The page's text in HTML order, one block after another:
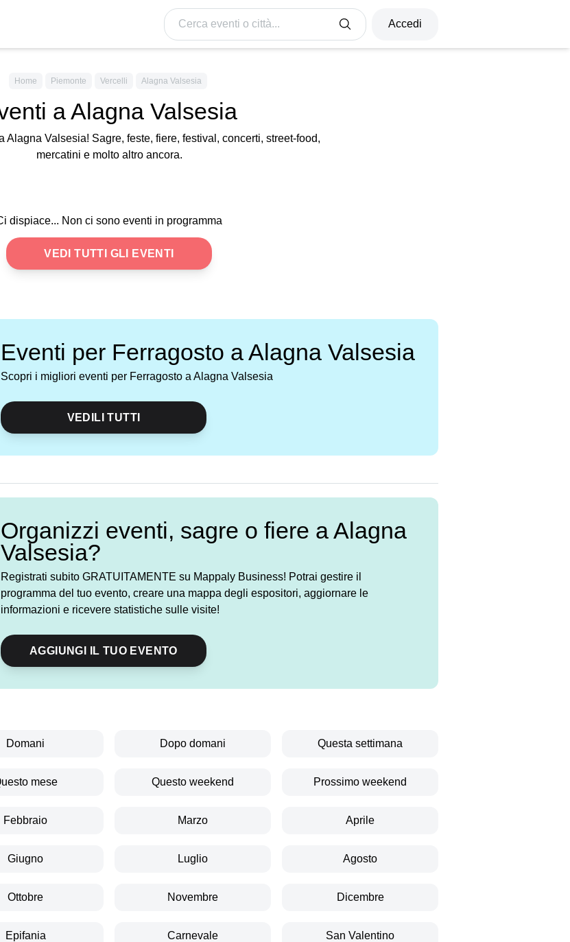
Cerca eventi o città... Accedi
Home Piemonte Vercelli Alagna Valsesia
a Alagna Valsesia
Alagna Valsesia! Sagre, feste, fiere, festival, concerti, street-food,
mercatini e molto altro ancora.
dispiace... Non ci sono eventi in programma
VEDI TUTTI GLI EVENTI
Eventi per Ferragosto a Alagna Valsesia
Scopri i migliori eventi per Ferragosto a Alagna Valsesia
VEDILI TUTTI
Organizzi eventi, sagre o fiere a Alagna
Valsesia?
Registrati subito GRATUITAMENTE su Mappaly Business! Potrai gestire il
programma del tuo evento, creare una mappa degli espositori, aggiornare le
informazioni e ricevere statistiche sulle visite!
AGGIUNGI IL TUO EVENTO
Domani Dopo domani Questa settimana
mese Questo weekend Prossimo weekend
Febbraio Marzo Aprile
Giugno Luglio Agosto
Ottobre Novembre Dicembre
Epifania Carnevale San Valentino